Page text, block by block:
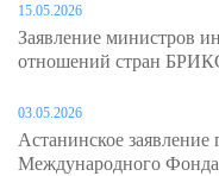
15.05.2026
Заявление министров
отношений стран
03.05.2026
Астанинское заявление
Международного Фонда